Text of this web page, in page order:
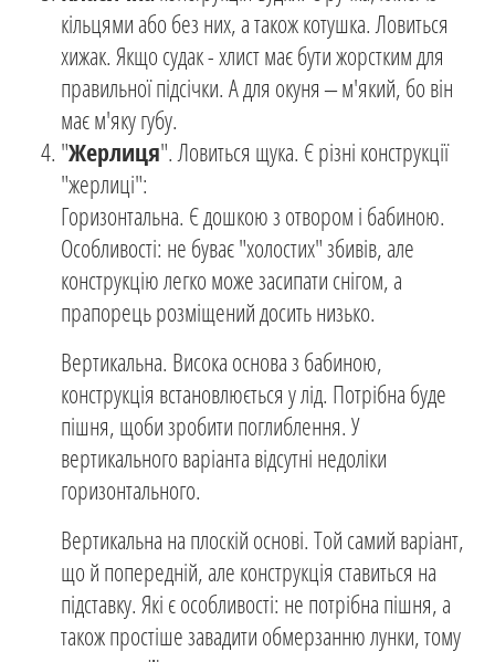
кільцями або без них, а також котушка. Ловиться
хижак. Якщо судак - хлист має бути жорстким для
правильної підсічки. А для окуня – м'який, бо він
має м'яку губу.
"Жерлиця". Ловиться щука. Є різні конструкції
"жерлиці":
Горизонтальна. Є дошкою з отвором і бабиною.
Особливості: не буває "холостих" збивів, але
конструкцію легко може засипати снігом, а
прапорець розміщений досить низько.
Вертикальна. Висока основа з бабиною,
конструкція встановлюється у лід. Потрібна буде
пішня, щоби зробити поглиблення. У
вертикального варіанта відсутні недоліки
горизонтального.
Вертикальна на плоскій основі. Той самий варіант,
що й попередній, але конструкція ставиться на
підставку. Які є особливості: не потрібна пішня, а
також простіше завадити обмерзанню лунки, тому